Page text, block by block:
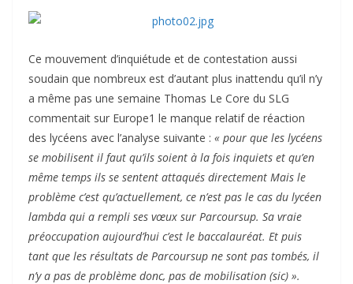
Ce mouvement d’inquiétude et de contestation aussi
soudain que nombreux est d’autant plus inattendu qu’il n’y
a même pas une semaine Thomas Le Core du SLG
commentait sur Europe1 le manque relatif de réaction
des lycéens avec l’analyse suivante : « pour que les lycéens
se mobilisent il faut qu’ils soient à la fois inquiets et qu’en
même temps ils se sentent attaqués directement Mais le
problème c’est qu’actuellement, ce n’est pas le cas du lycéen
lambda qui a rempli ses vœux sur Parcoursup. Sa vraie
préoccupation aujourd’hui c’est le baccalauréat. Et puis
tant que les résultats de Parcoursup ne sont pas tombés, il
n’y a pas de problème donc, pas de mobilisation (sic) ».